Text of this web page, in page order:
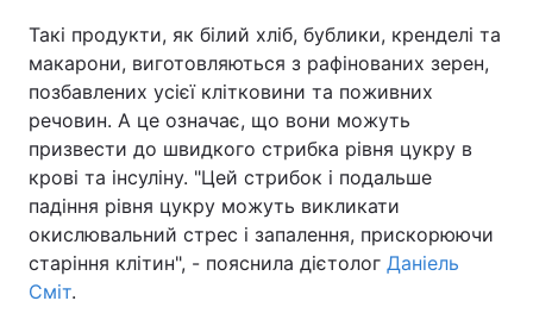
Такі продукти, як білий хліб, бублики, кренделі та
макарони, виготовляються з рафінованих зерен,
позбавлених усієї клітковини та поживних
речовин. А це означає, що вони можуть
призвести до швидкого стрибка рівня цукру в
крові та інсуліну. "Цей стрибок і подальше
падіння рівня цукру можуть викликати
окислювальний стрес і запалення, прискорюючи
старіння клітин", - пояснила дієтолог Даніель
Сміт.